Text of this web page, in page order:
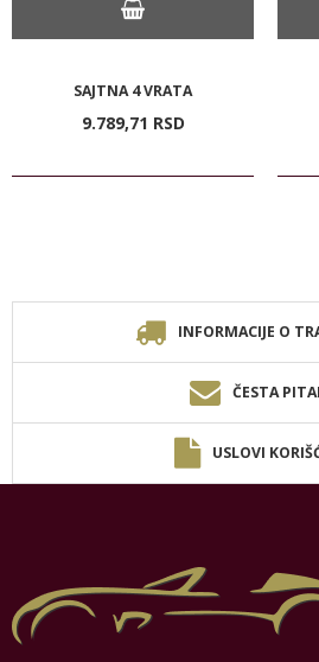
SAJTNA 4 VRATA
9.789,71 RSD
INFORMACIJE O
ČESTA
USLOVI